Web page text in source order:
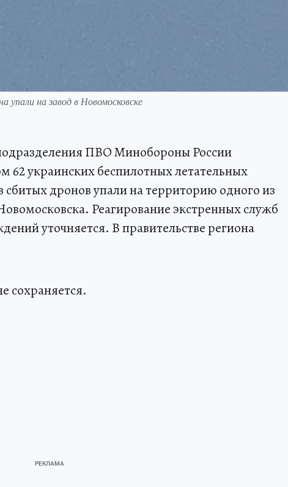
упали на завод в Новомосковске
ПВО Минобороны России
62 украинских беспилотных летательных
дронов упали на территорию одного из
Реагирование экстренных служб
уточняется. В правительстве региона
сохраняется.